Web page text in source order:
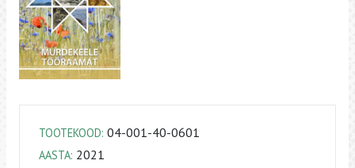
TOOTEKOOD: 04-001-40-0601
AASTA: 2021